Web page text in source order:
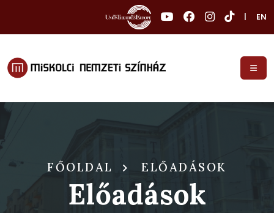
EN
FŐOLDAL ELŐADÁSOK
Előadások